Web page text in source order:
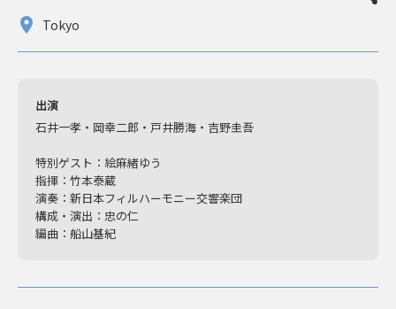
Tokyo
出演
石井一孝・岡幸二郎・戸井勝海・吉野圭吾
特別ゲスト：絵麻緒ゆう
指揮：竹本泰蔵
演奏：新日本フィルハーモニー交響楽団
構成・演出：忠の仁
編曲：船山基紀